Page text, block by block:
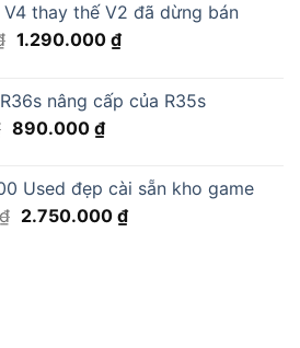
thay thế V2 đã dừng bán
Giá
1.590.000 ₫.
1.290.000 ₫Giá
là:
nâng cấp của R35s
Giá
1.150.000 ₫.
890.000 ₫Giá
là:
890.000 ₫.
Used đẹp cài sẵn kho game
₫ Giá
2.750.000 ₫Giá